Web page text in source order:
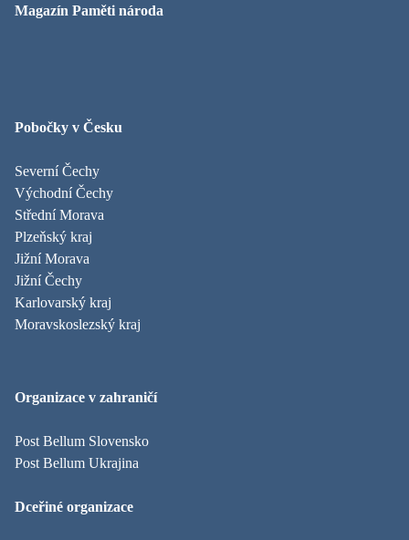
Magazín Paměti národa
Pobočky v Česku
Severní Čechy
Východní Čechy
Střední Morava
Plzeňský kraj
Jižní Morava
Jižní Čechy
Karlovarský kraj
Moravskoslezský kraj
Organizace v zahraničí
Post Bellum Slovensko
Post Bellum Ukrajina
Dceřiné organizace